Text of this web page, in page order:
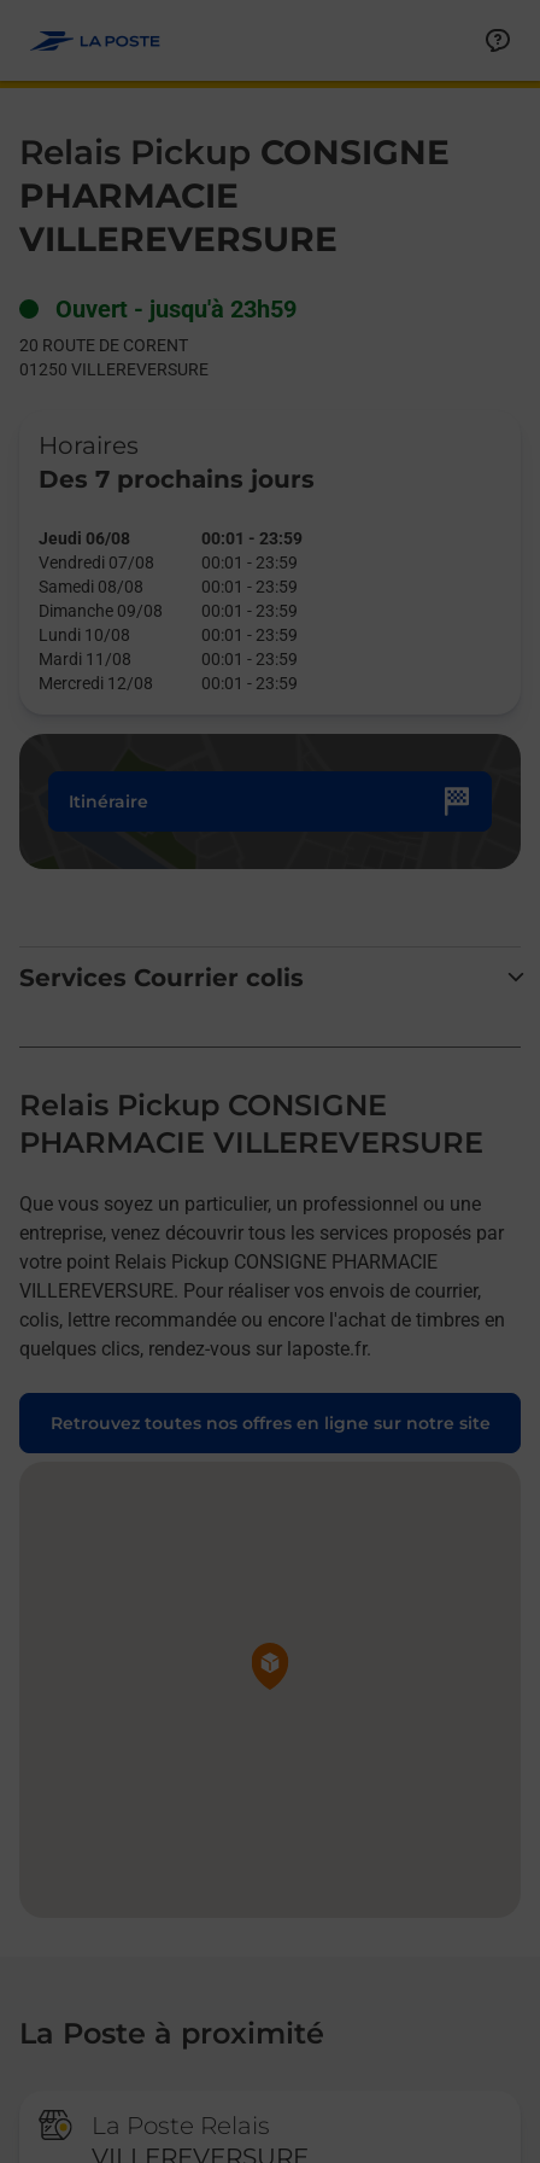
Relais Pickup CONSIGNE
PHARMACIE
VILLEREVERSURE
Ouvert - jusqu'à 23h59
20 ROUTE DE CORENT
01250 VILLEREVERSURE
Horaires
Des 7 prochains jours
Jeudi 06/08 00:01 - 23:59
Vendredi 07/08
00:01 - 23:59
Samedi 08/08
00:01 - 23:59
Dimanche 09/08
00:01 - 23:59
Lundi 10/08
00:01 - 23:59
Mardi 11/08
00:01 - 23:59
Mercredi 12/08
00:01 - 23:59
Itinéraire
Services Courrier colis
Relais Pickup CONSIGNE
PHARMACIE VILLEREVERSURE
Que vous soyez un particulier, un professionnel ou une
entreprise, venez découvrir tous les services proposés par
votre point Relais Pickup CONSIGNE PHARMACIE
VILLEREVERSURE. Pour réaliser vos envois de courrier,
colis, lettre recommandée ou encore l'achat de timbres en
quelques clics, rendez-vous sur laposte.fr.
Retrouvez toutes nos offres en ligne sur notre site
Pin de la carte
La Poste à proximité
La Poste Relais
VILLEREVERSURE